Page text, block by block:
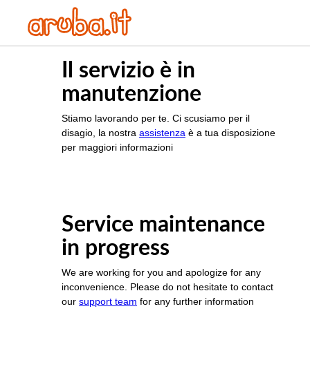
Il servizio è in
manutenzione
Stiamo lavorando per te. Ci scusiamo per il
disagio, la nostra assistenza è a tua disposizione
per maggiori informazioni
Service maintenance
in progress
We are working for you and apologize for any
inconvenience. Please do not hesitate to contact
our support team for any further information